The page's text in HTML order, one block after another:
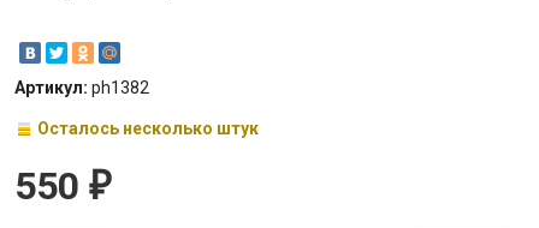
Артикул: ph1382
Осталось несколько штук
550 ₽